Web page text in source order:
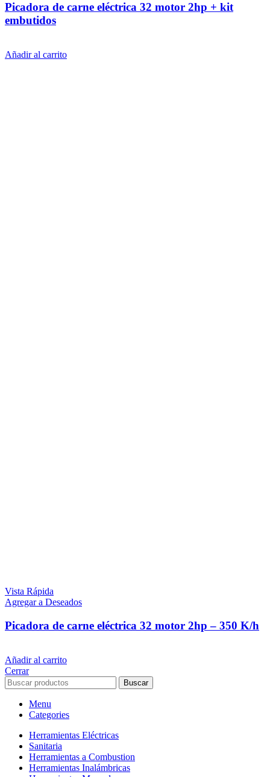
Picadora de carne eléctrica 32 motor 2hp + kit
embutidos
Añadir al carrito
Vista Rápida
Agregar a Deseados
Picadora de carne eléctrica 32 motor 2hp – 350 K/h
Añadir al carrito
Cerrar
Buscar
Menu
Categories
Herramientas Eléctricas
Sanitaria
Herramientas a Combustion
Herramientas Inalámbricas